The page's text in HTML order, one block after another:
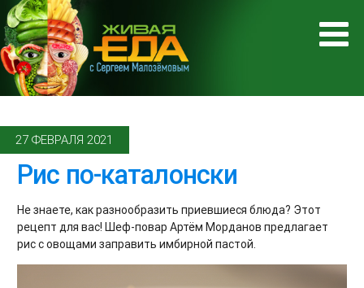
27 ФЕВРАЛЯ 2021
Рис по-каталонски
Не знаете, как разнообразить приевшиеся блюда? Этот
рецепт для вас! Шеф-повар Артём Морданов предлагает
рис с овощами заправить имбирной пастой.